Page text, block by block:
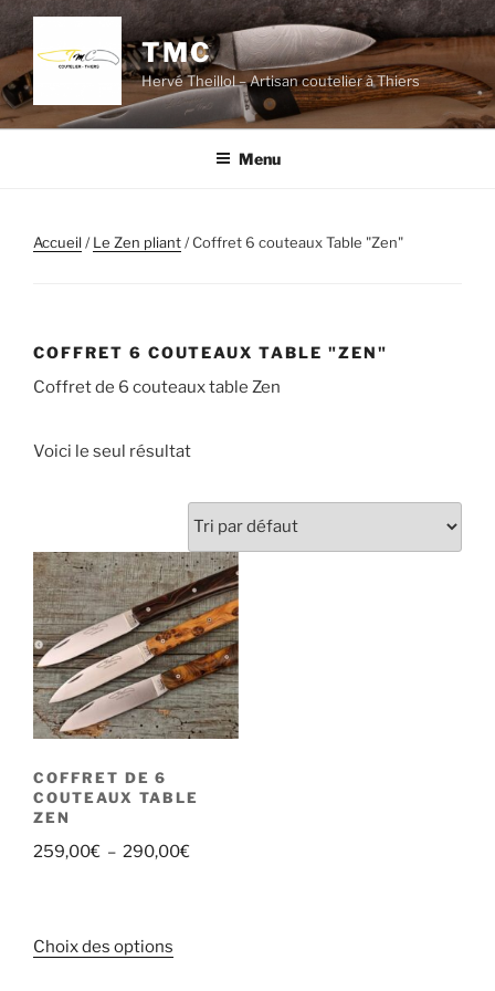
Aller
contenu
principal
TMC
Hervé Theillol – Artisan coutelier à Thiers
Menu
Accueil/Le Zen pliant/ Coffret 6 couteaux Table "Zen"
COFFRET 6 COUTEAUX TABLE "ZEN"
Coffret de 6 couteaux table Zen
Voici le seul résultat
COFFRET DE 6
COUTEAUX TABLE
ZEN
259,00€ – 290,00€Plage
Choix des options